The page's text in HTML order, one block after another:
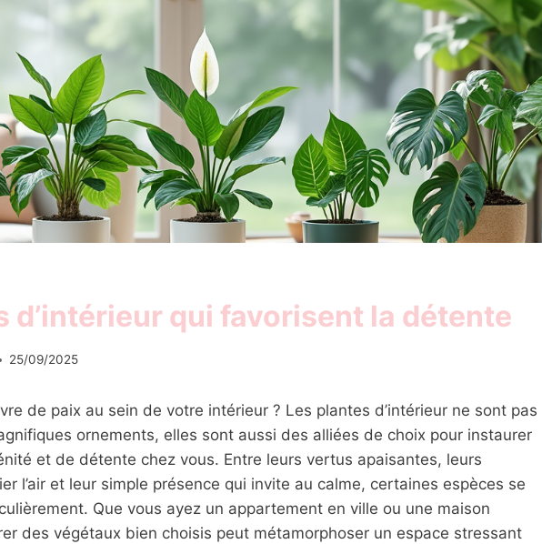
d’intérieur qui favorisent la détente
25/09/2025
de paix au sein de votre intérieur ? Les plantes d’intérieur ne sont pas
ornements, elles sont aussi des alliées de choix pour instaurer
et de détente chez vous. Entre leurs vertus apaisantes, leurs
l’air et leur simple présence qui invite au calme, certaines espèces se
Que vous ayez un appartement en ville ou une maison
des végétaux bien choisis peut métamorphoser un espace stressant